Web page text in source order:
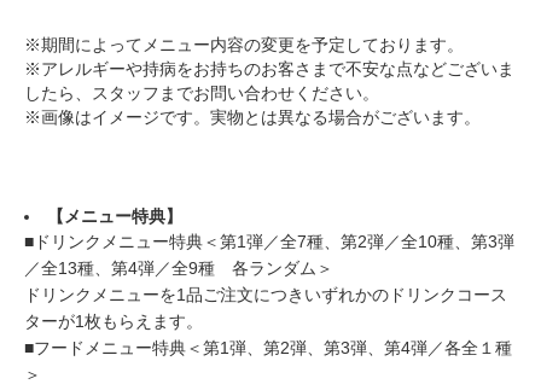
※期間によってメニュー内容の変更を予定しております。
※アレルギーや持病をお持ちのお客さまで不安な点などございま
したら、スタッフまでお問い合わせください。
※画像はイメージです。実物とは異なる場合がございます。
【メニュー特典】
■ドリンクメニュー特典＜第1弾／全7種、第2弾／全10種、第3弾
／全13種、第4弾／全9種 各ランダム＞
ドリンクメニューを1品ご注文につきいずれかのドリンクコース
ターが1枚もらえます。
■フードメニュー特典＜第1弾、第2弾、第3弾、第4弾／各全１種
＞